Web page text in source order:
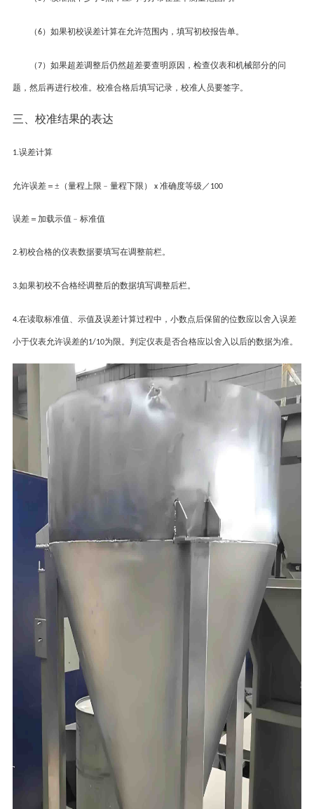
（6） 如果初校误差计算在允许范围内，填写初校报告单。
（7） 如果超差调整后仍然超差要查明原因，检查仪表和机械部分的问
题，然后再进行校准。校准合格后填写记录，校准人员要签字。
三、 校准结果的表达
1.误差计算
允许误差＝ ±（量程上限﹣量程下限） x 准确度等级／ 100
误差＝加载示值﹣标准值
2.初校合格的仪表数据要填写在调整前栏。
3.如果初校不合格经调整后的数据填写调整后栏。
4.在读取标准值、示值及误差计算过程中，小数点后保留的位数应以舍入误差
小于仪表允许误差的1/10为限。判定仪表是否合格应以舍入以后的数据为准。